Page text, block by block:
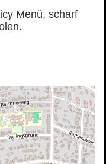
Menü, scharf